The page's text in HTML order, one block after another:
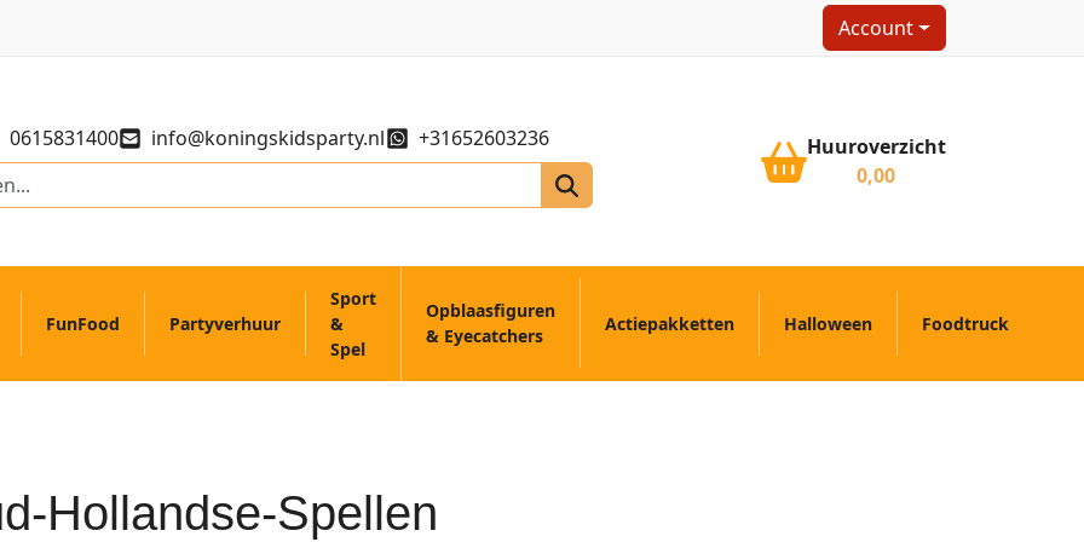
Account
0615831400 info@koningskidsparty.nl +31652603236
Huuroverzicht
0,00
FunFood Partyverhuur
Sport
&
Spel
Opblaasfiguren
& Eyecatchers
Actiepakketten Halloween Foodtruck
Hollandse-Spellen